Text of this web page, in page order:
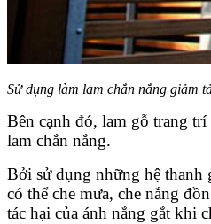
Sử dụng làm lam chắn nắng giảm
Bên cạnh đó, lam gỗ trang
lam chắn nắng.
Bởi sử dụng những hệ thanh
có thể che mưa, che nắng
tác hại của ánh nắng gắt khi